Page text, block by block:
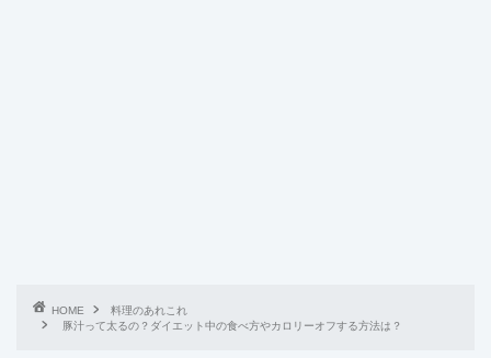
HOME
料理のあれこれ
豚汁って太るの？ダイエット中の食べ方やカロリーオフする方法は？